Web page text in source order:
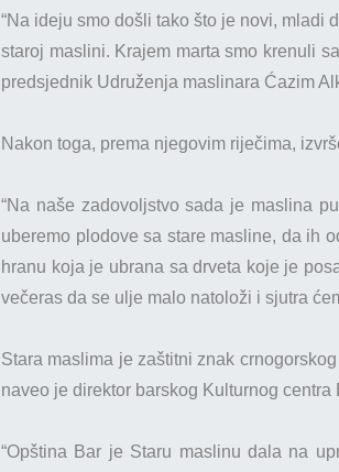
“Na ideju smo došli tako što je novi, mladi
staroj maslini. Krajem marta smo krenuli
predsjednik Udruženja maslinara Ćazim
Nakon toga, prema njegovim riječima,
“Na naše zadovoljstvo sada je maslina
uberemo plodove sa stare masline, da ih
hranu koja je ubrana sa drveta koje je
večeras da se ulje malo natoloži i sjutra
Stara maslima je zaštitni znak
naveo je direktor barskog Kulturnog centra
“Opština Bar je Staru maslinu dala na